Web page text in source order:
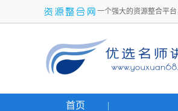
一个强大的资源整合平
首页